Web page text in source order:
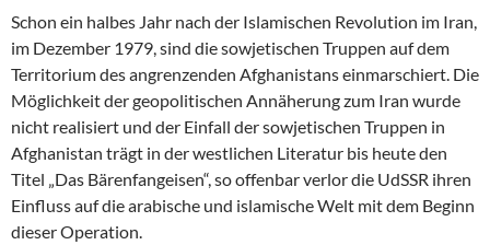
Schon ein halbes Jahr nach der Islamischen Revolution im Iran,
im Dezember 1979, sind die sowjetischen Truppen auf dem
Territorium des angrenzenden Afghanistans einmarschiert. Die
Möglichkeit der geopolitischen Annäherung zum Iran wurde
nicht realisiert und der Einfall der sowjetischen Truppen in
Afghanistan trägt in der westlichen Literatur bis heute den
Titel „Das Bärenfangeisen“, so offenbar verlor die UdSSR ihren
Einfluss auf die arabische und islamische Welt mit dem Beginn
dieser Operation.